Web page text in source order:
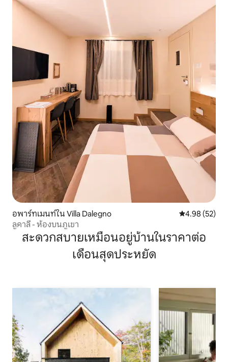
อพาร์ทเมนท์ใน Villa Dalegno คะแนนเฉลี่ย
4.98 (52)
ลูคาลี - ห้องบนภูเขา
สะดวกสบายเหมือนอยู่บ้านในราคาต่อ
เดือนสุดประหยัด